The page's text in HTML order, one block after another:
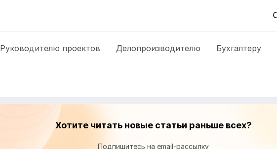
Руководителю проектов Делопроизводителю Бухгалтеру
Хотите читать новые статьи раньше всех?
Подпишитесь на email-рассылку